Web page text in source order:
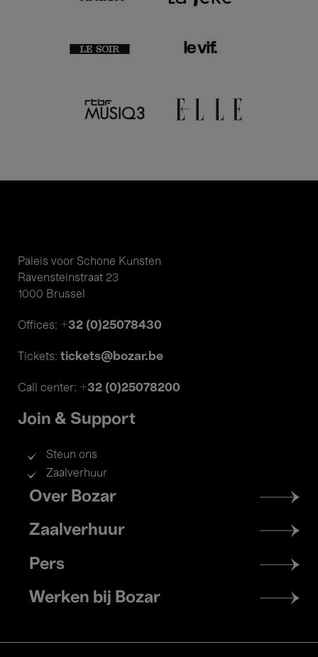
Paleis voor Schone Kunsten
Ravensteinstraat 23
1000 Brussel
Offices: +32 (0)25078430
Tickets: tickets@bozar.be
Call center: +32 (0)25078200
Join & Support
Steun ons
Zaalverhuur
Footer
menu
Over Bozar
Zaalverhuur
Pers
Werken bij Bozar